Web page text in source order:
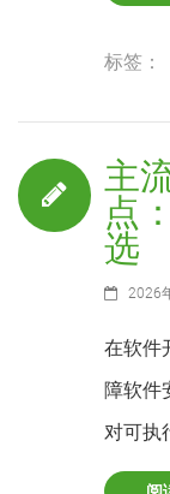
标签：
主
点
选
2026
在软件
障软件
对可执